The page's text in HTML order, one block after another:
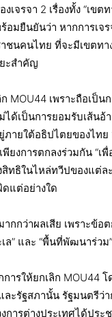
จรจา 2 เรื่องทั้ง “เขต
มยืนยันว่า หากการเจร
นคนไทย ที่จะมีเขตทา
ะสำคัญ
MOU44 เพราะถือเป็น
ด้เป็นการยอมรับเส้น
ายใต้อธิปไตยของไทย
งการตกลงร่วมกัน “เพื่
ธิในไหล่ทวีปของแต่ล
ดแต่อย่างใด
กกว่าผลเสีย เพราะข้อ
ล” และ “พื้นที่พัฒนาร่ว
รให้ยกเลิก MOU44
ะรัฐสภานั้น รัฐมนตรีว่า
การต่างประเทศได้ปร